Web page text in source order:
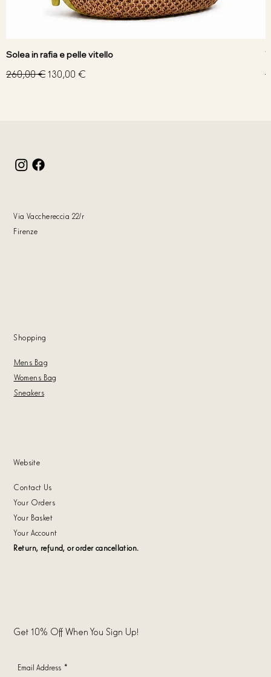
Solea in rafia e pelle vitello
Prezzo regolare
260,00 €Prezzo scontato
130,00 €
Via Vacchereccia 22/r
Firenze
Shopping
Mens Bag
Womens Bag
Sneakers
Website
Contact Us
Your Orders
Your Basket
Your Account
Return, refund, or order cancellation.
Get 10% Off When You Sign Up!
Email Address *